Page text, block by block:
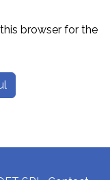
browser for the